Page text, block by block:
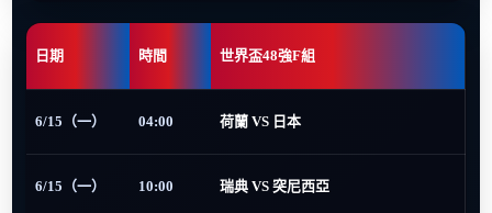
日期 時間 世界盃48強F組
6/15（一） 04:00 荷蘭 VS 日本
6/15（一） 10:00 瑞典 VS 突尼西亞